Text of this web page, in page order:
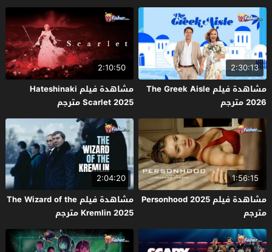
2:30:13
مشاهدة فيلم The Greek Aisle
2026 مترجم
2:10:50
مشاهدة فيلم Hateshinaki
Scarlet 2025 مترجم
1:56:15
مشاهدة فيلم Personhood 2025
مترجم
2:04:20
مشاهدة فيلم The Wizard of the
Kremlin 2025 مترجم